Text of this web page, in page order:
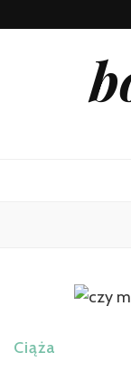
Ciąża